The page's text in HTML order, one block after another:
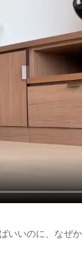
いのに、なぜ